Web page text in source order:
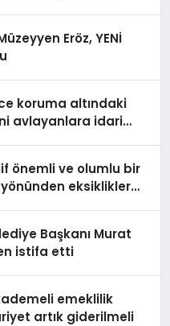
Eröz, YENİ
koruma altındaki
avlayanlara idari
önemli ve olumlu bir
eksiklikler
Başkanı Murat
istifa etti
emeklilik
artık giderilmeli